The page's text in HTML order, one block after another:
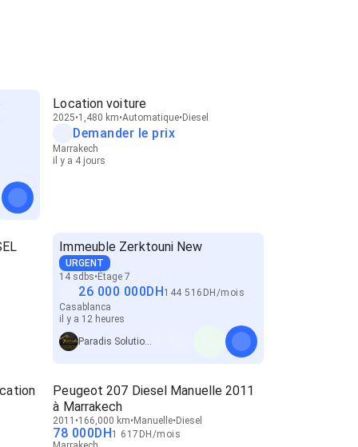
Location voiture
2025 1,480 km Automatique Diesel
Demander le prix
Marrakech
il y a 4 jours
Immeuble Zerktouni New
URGENT
14 sdbs Étage 7
26 000 000DH144 516 DH /mois
Casablanca
il y a 12 heures
Peugeot 207 Diesel Manuelle 2011
à Marrakech
2011 166,000 km Manuelle Diesel
78 000DH1 617 DH /mois